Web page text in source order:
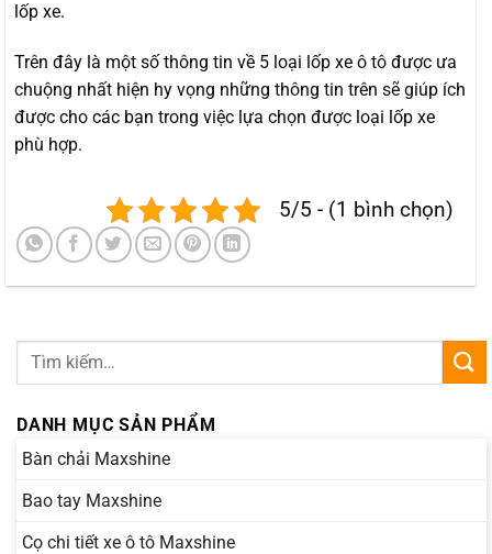
lốp xe.
Trên đây là một số thông tin về 5 loại lốp xe ô tô được ưa
chuộng nhất hiện hy vọng những thông tin trên sẽ giúp ích
được cho các bạn trong việc lựa chọn được loại lốp xe
phù hợp.
5/5 - (1 bình chọn)
DANH MỤC SẢN PHẨM
Bàn chải Maxshine
Bao tay Maxshine
Cọ chi tiết xe ô tô Maxshine